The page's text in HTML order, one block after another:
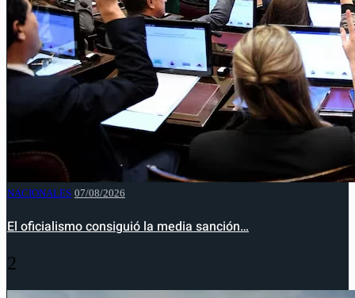
NACIONALES 07/08/2026
El oficialismo consiguió la media sanción…
2